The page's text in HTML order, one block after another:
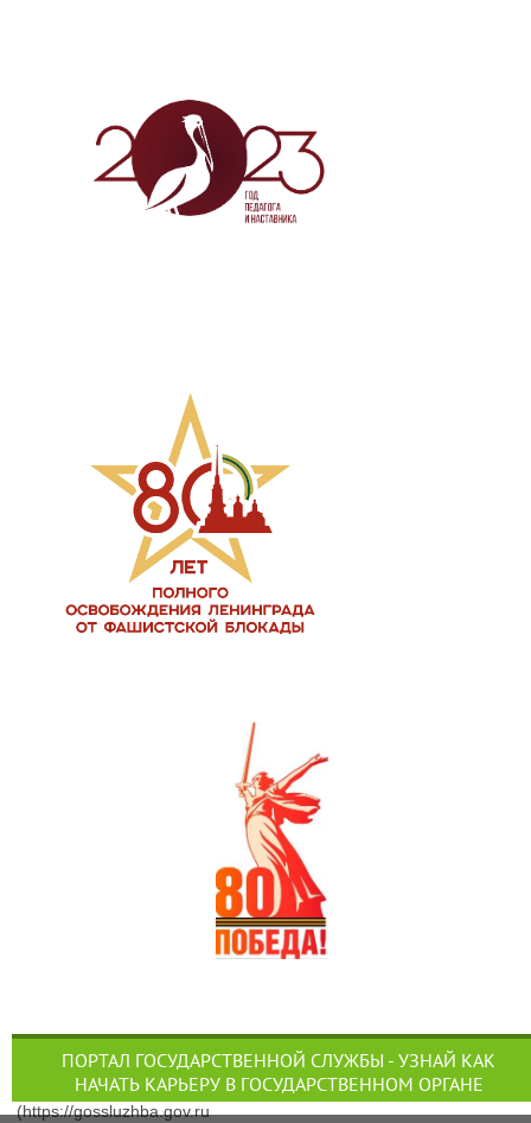
ПОРТАЛ ГОСУДАРСТВЕННОЙ СЛУЖБЫ - УЗНАЙ КАК
НАЧАТЬ КАРЬЕРУ В ГОСУДАРСТВЕННОМ ОРГАНЕ
(https://gossluzhba.gov.ru